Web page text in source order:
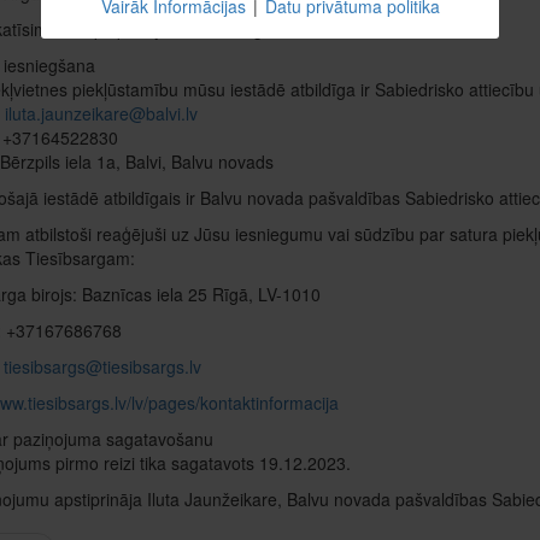
Jūsu pieprasījumu un sniegsim atbildi 7 dienu laikā.
piekļūstamību mūsu iestādē atbildīga ir Sabiedrisko
iluta.jaunzeikare@balvi.lv
iela 1a, Balvi, Balvu novads
iestādē atbildīgais ir Balvu novada pašvaldības Sabiedrisko
atbilstoši reaģējuši uz Jūsu iesniegumu vai sūdzību par satura
Tiesībsargam:
birojs: Baznīcas iela 25 Rīgā, LV-1010
+37167686768
tiesibsargs@tiesibsargs.lv
lv/pages/kontaktinformacija
paziņojuma sagatavošanu
pirmo reizi tika sagatavots 19.12.2023.
apstiprināja Iluta Jaunžeikare, Balvu novada pašvaldības
Vairāk Informācijas | Datu privātuma politika